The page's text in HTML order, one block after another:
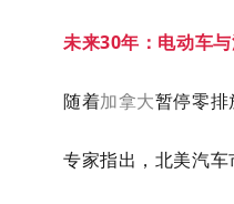
未来30年：电动车
随着加拿大暂停零排
专家指出，北美汽车